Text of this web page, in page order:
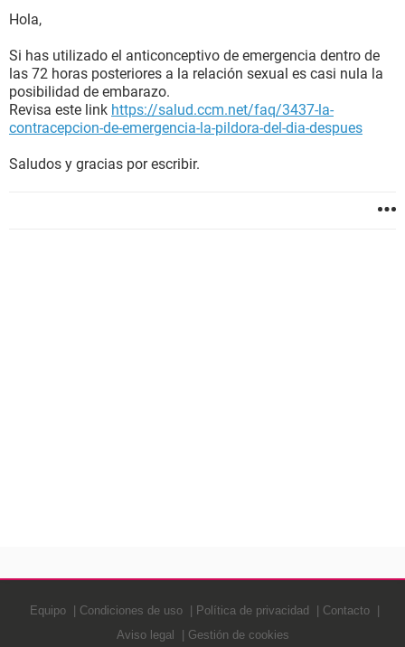
Hola,
Si has utilizado el anticonceptivo de emergencia dentro de
las 72 horas posteriores a la relación sexual es casi nula la
posibilidad de embarazo.
Revisa este link https://salud.ccm.net/faq/3437-la-
contracepcion-de-emergencia-la-pildora-del-dia-despues
Saludos y gracias por escribir.
Equipo Condiciones de uso Política de privacidad
Contacto
Aviso legal
Gestión de cookies